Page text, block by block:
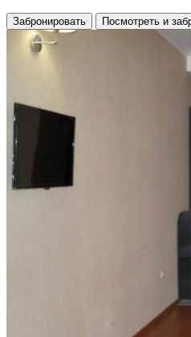
Забронировать Посмотреть и